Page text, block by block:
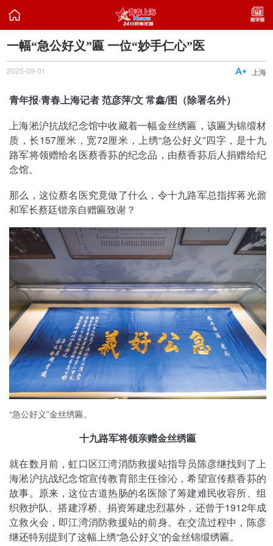

一幅“急公好义”匾 一位“妙手仁心”医
2025-09-01 上海

青年报·青春上海记者 范彦萍/文 常鑫/图（除署名外）
上海淞沪抗战纪念馆中收藏着一幅金丝绣匾，该匾为锦缎材
质，长157厘米，宽72厘米，上绣“急公好义”四字，是十九
路军将领赠给名医蔡香荪的纪念品，由蔡香荪后人捐赠给纪
念馆。
那么，这位蔡名医究竟做了什么，令十九路军总指挥蒋光鼐
和军长蔡廷锴亲自赠匾致谢？
“急公好义”金丝绣匾。
十九路军将领亲赠金丝绣匾
就在数月前，虹口区江湾消防救援站指导员陈彦继找到了上
海淞沪抗战纪念馆宣传教育部主任徐沁，希望宣传蔡香荪的
故事。原来，这位古道热肠的名医除了筹建难民收容所、组
织救护队、搭建浮桥、捐资筹建忠烈墓外，还曾于1912年成
立救火会，即江湾消防救援站的前身。在交流过程中，陈彦
继还特别提到了这幅上绣“急公好义”的金丝锦缎绣匾。